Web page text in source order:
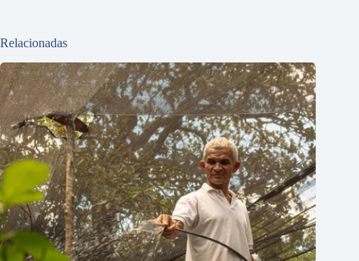
Relacionadas